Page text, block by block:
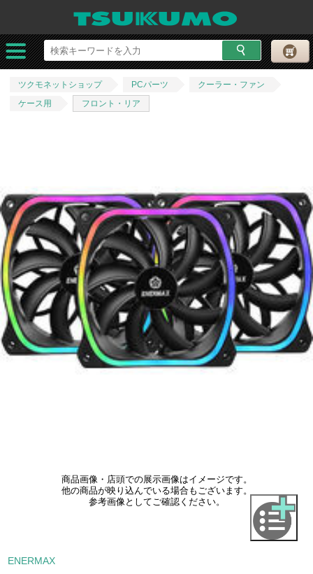
ツクモネットショップ PCパーツ
クーラー・ファン
ケース用
フロント・リア
商品画像・店頭での展示画像はイメージです。
他の商品が映り込んでいる場合もございます。
参考画像としてご確認ください。
ENERMAX